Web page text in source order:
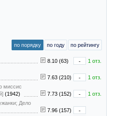
по порядку по году по рейтингу
8.10 (63) -
1 отз.
7.63 (210) -
1 отз.
миссис
(1942) 7.73 (152) -
1 отз.
Дело
7.96 (157)
-